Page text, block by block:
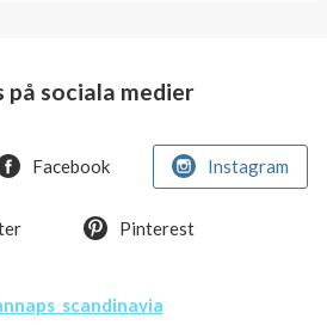
på sociala medier
Facebook Instagram
Pinterest